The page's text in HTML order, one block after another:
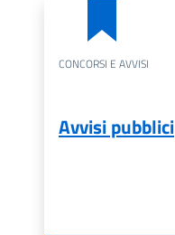
CONCORSI E AVVISI
Avvisi pubblici